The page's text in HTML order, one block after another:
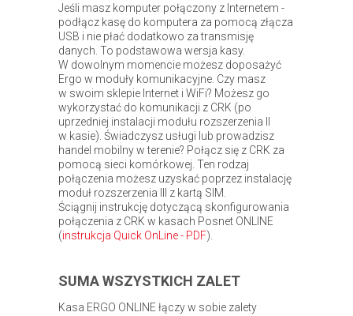
Jeśli masz komputer połączony z Internetem -
podłącz kasę do komputera za pomocą złącza
USB i nie płać dodatkowo za transmisję
danych. To podstawowa wersja kasy.
W dowolnym momencie możesz doposażyć
Ergo w moduły komunikacyjne. Czy masz
w swoim sklepie Internet i WiFi? Możesz go
wykorzystać do komunikacji z CRK (po
uprzedniej instalacji modułu rozszerzenia II
w kasie). Świadczysz usługi lub prowadzisz
handel mobilny w terenie? Połącz się z CRK za
pomocą sieci komórkowej. Ten rodzaj
połączenia możesz uzyskać poprzez instalację
moduł rozszerzenia III z kartą SIM.
Ściągnij instrukcję dotyczącą skonfigurowania
połączenia z CRK w kasach Posnet ONLINE
(instrukcja Quick OnLine - PDF).
SUMA WSZYSTKICH ZALET
Kasa ERGO ONLINE łączy w sobie zalety